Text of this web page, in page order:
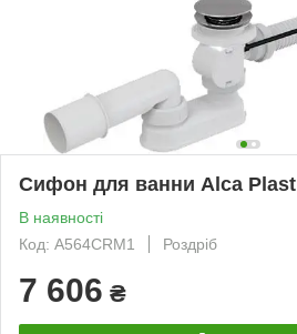
Сифон для ванни Alca Plast
В наявності
Код: A564CRM1
Роздріб
7 606 ₴